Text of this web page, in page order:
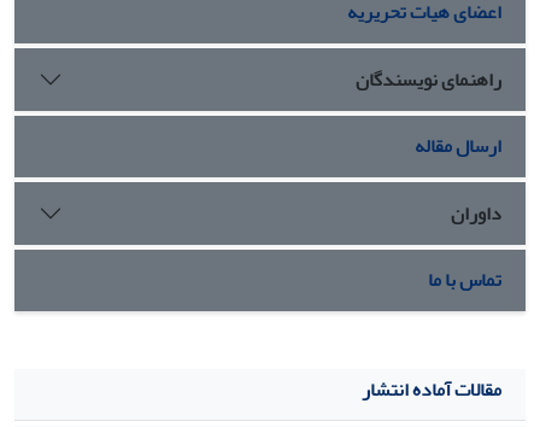
اعضای هیات تحریریه
راهنمای نویسندگان
ارسال مقاله
داوران
تماس با ما
مقالات آماده انتشار